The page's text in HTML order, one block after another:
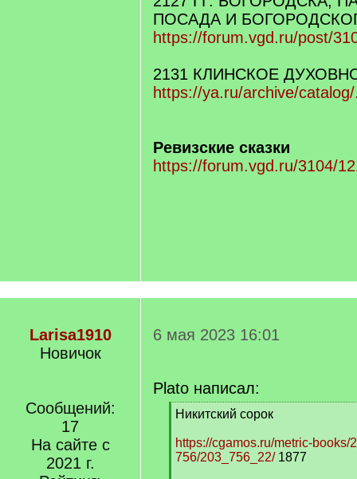
ПОСАДА И
https://forum.vgd.ru/post/
2131 КЛИНСКОЕ
https://ya.ru/archive/
Ревизские сказки
https://forum.vgd.ru/3104/
Larisa1910
Новичок
Сообщений:
17
На сайте с
2021 г.
6 мая 2023 16:01
Plato написал:
[
]
Никитский сорок
https://cgamos.ru/metric-books/
756/203_756_22/1877